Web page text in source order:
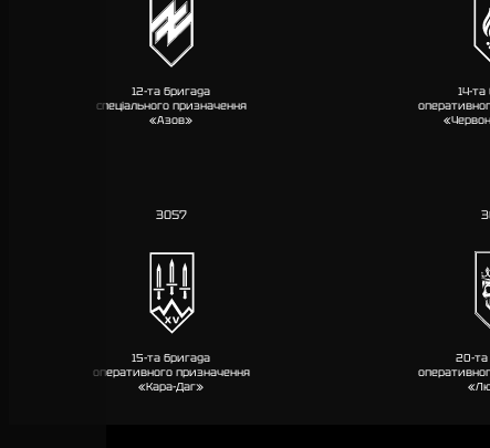
12-та бригада
спеціального призначення
«Азов»
3057
14-
15-та бригада
оперативного призначення
«Кара-Даг»
20-та